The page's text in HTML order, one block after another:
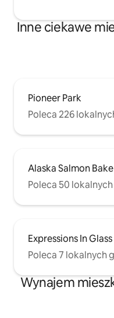
Inne ciekawe
Pioneer Park
Poleca 226
Alaska Salmon Bake
Poleca 50
Expressions In Glass
Poleca 7 lokalnych
Wynajem